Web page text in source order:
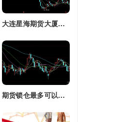
大连星海期货大厦四区改建(大连星海广场期货大厦)
期货锁仓最多可以多长时间(期货锁仓最多可以多长时间卖出)